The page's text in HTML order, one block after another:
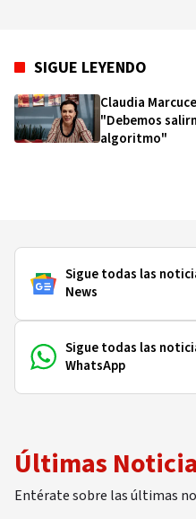
SIGUE LEYENDO
Claudia
"Debemos
algoritmo"
Sigue todas las
News
Sigue todas las
WhatsApp